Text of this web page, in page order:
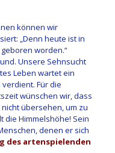
können wir
„Denn heute ist in
worden.“
Unsere Sehnsucht
Leben wartet ein
Für die
wünschen wir, dass
übersehen, um zu
die Himmelshöhe! Sein
denen er sich
des artenspielenden